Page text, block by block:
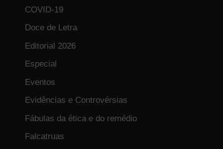
COVID-19
Doce de Letra
Editorial 2026
Especial
Eventos
Evidências e Controvérsias
Fábulas da ética e do remédio
Falcatruas